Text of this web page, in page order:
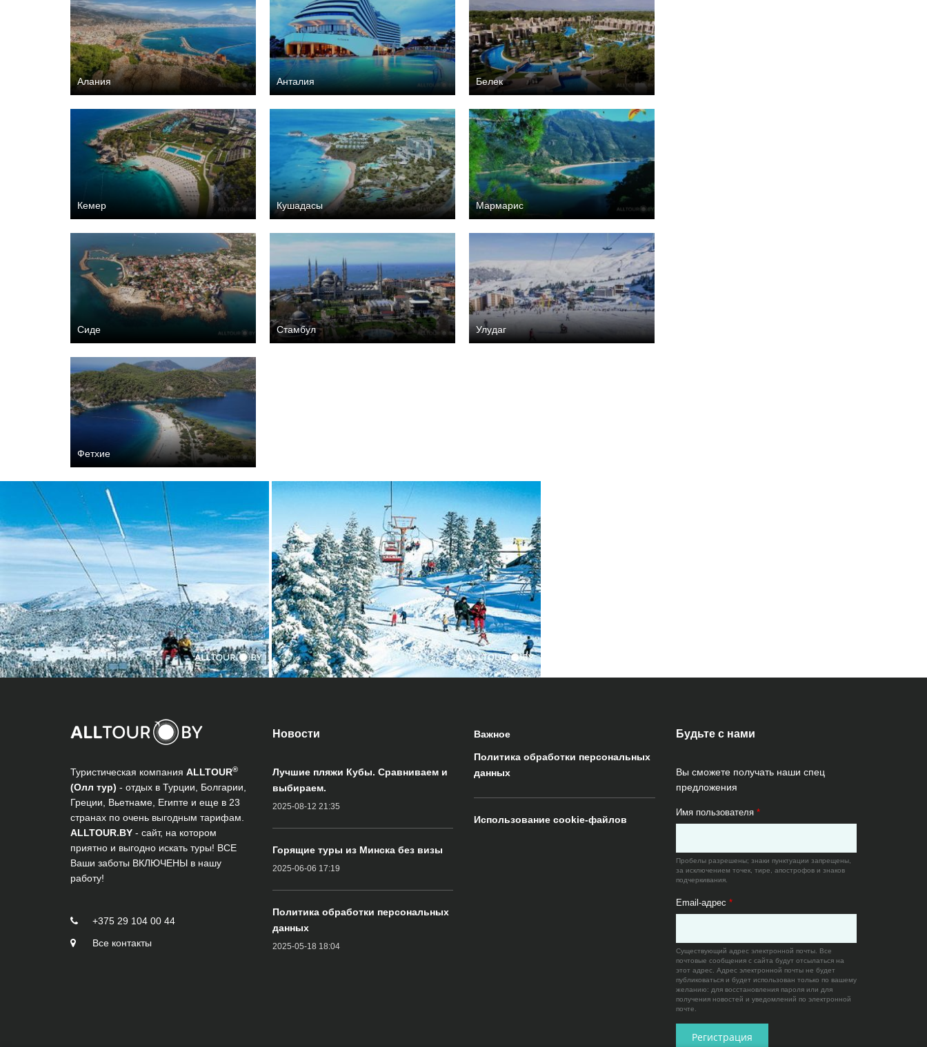
Алания Анталия Белек
Кемер Кушадасы Мармарис
Сиде Стамбул Улудаг
Фетхие
Туристическая компания ALLTOUR®
(Олл тур) - отдых в Турции, Болгарии,
Греции, Вьетнаме, Египте и еще в 23
странах по очень выгодным тарифам.
ALLTOUR.BY - сайт, на котором
приятно и выгодно искать туры! ВСЕ
Ваши заботы ВКЛЮЧЕНЫ в нашу
работу!
+375 29 104 00 44
Все контакты
Новости
Лучшие пляжи Кубы. Сравниваем и
выбираем.
2025-08-12 21:35
Горящие туры из Минска без визы
2025-06-06 17:19
Политика обработки персональных
данных
2025-05-18 18:04
Важное
Политика обработки персональных
данных
Использование cookie-файлов
Будьте с нами
Вы сможете получать наши спец
предложения
Имя пользователя *
Пробелы разрешены; знаки пунктуации запрещены,
за исключением точек, тире, апострофов и знаков
подчеркивания.
Email-адрес *
Существующий адрес электронной почты. Все
почтовые сообщения с сайта будут отсылаться на
этот адрес. Адрес электронной почты не будет
публиковаться и будет использован только по вашему
желанию: для восстановления пароля или для
получения новостей и уведомлений по электронной
почте.